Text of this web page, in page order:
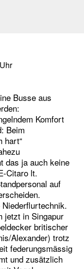
Busse aus
Komfort
Beim
hart“
das ja auch keine
Citaro lt.
auf
jetzt in Singapur
britischer
Alexander) trotz
federungsmässig
und zusätzlich